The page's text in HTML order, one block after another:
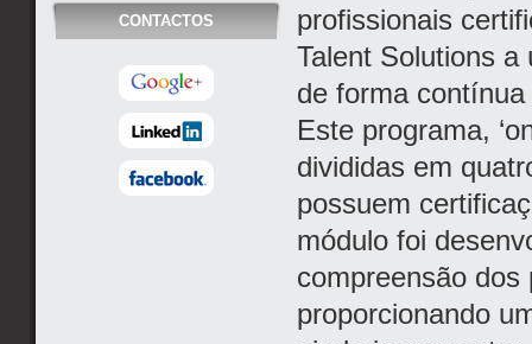
CONTACTOS
profissionais
Talent Solutions
de forma
Este programa,
divididas em
possuem
módulo foi
compreensão
proporcionando